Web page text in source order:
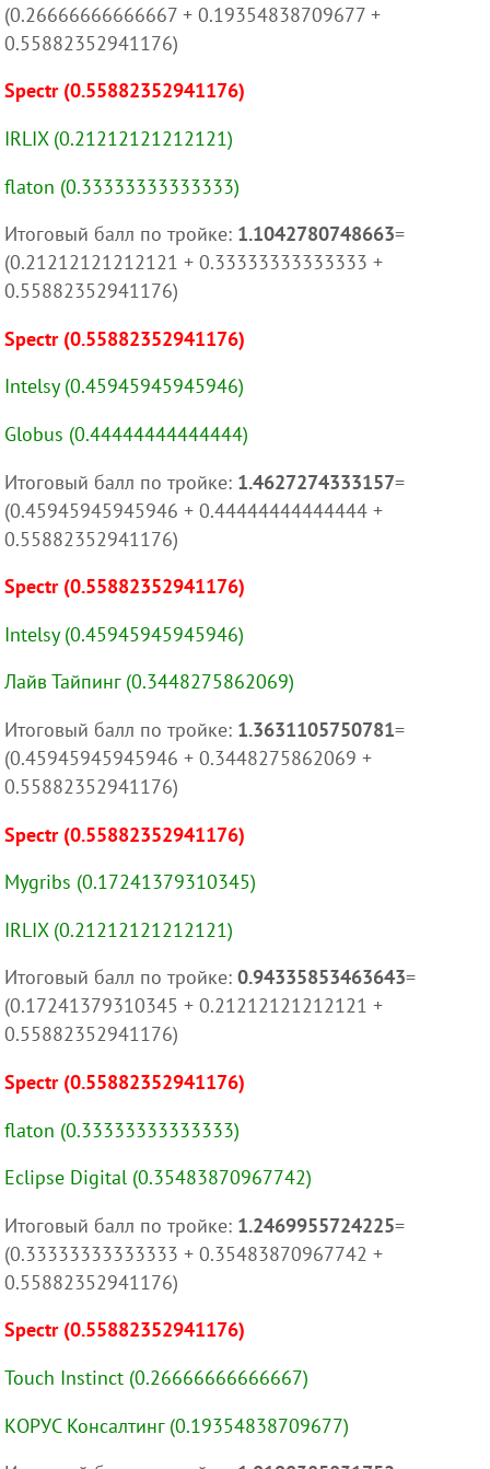
(0.26666666666667 + 0.19354838709677 +
0.55882352941176)
Spectr (0.55882352941176)
IRLIX (0.21212121212121)
flaton (0.33333333333333)
Итоговый балл по тройке: 1.1042780748663=
(0.21212121212121 + 0.33333333333333 +
0.55882352941176)
Spectr (0.55882352941176)
Intelsy (0.45945945945946)
Globus (0.44444444444444)
Итоговый балл по тройке: 1.4627274333157=
(0.45945945945946 + 0.44444444444444 +
0.55882352941176)
Spectr (0.55882352941176)
Intelsy (0.45945945945946)
Лайв Тайпинг (0.3448275862069)
Итоговый балл по тройке: 1.3631105750781=
(0.45945945945946 + 0.3448275862069 +
0.55882352941176)
Spectr (0.55882352941176)
Mygribs (0.17241379310345)
IRLIX (0.21212121212121)
Итоговый балл по тройке: 0.94335853463643=
(0.17241379310345 + 0.21212121212121 +
0.55882352941176)
Spectr (0.55882352941176)
flaton (0.33333333333333)
Eclipse Digital (0.35483870967742)
Итоговый балл по тройке: 1.2469955724225=
(0.33333333333333 + 0.35483870967742 +
0.55882352941176)
Spectr (0.55882352941176)
Touch Instinct (0.26666666666667)
КОРУС Консалтинг (0.19354838709677)